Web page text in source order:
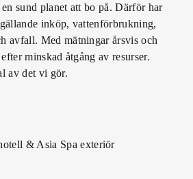
sund planet att bo på. Därför har
inköp, vattenförbrukning,
avfall. Med mätningar årsvis och
minskad åtgång av resurser.
av det vi gör.